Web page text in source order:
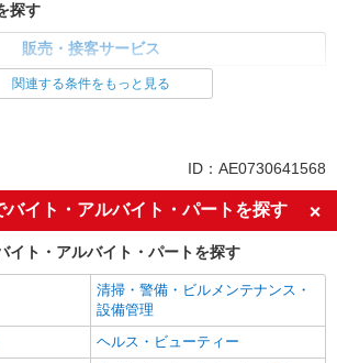
探す
販売・接客サービス
ボーナス・賞与あり
車通勤OK
社会保険あり
関連する条件をもっと見る
ID：AE0730641568
バイト・アルバイト・パートを探す
イト・アルバイト・パートを探す
清掃・警備・ビルメンテナンス・
設備管理
ヘルス・ビューティー